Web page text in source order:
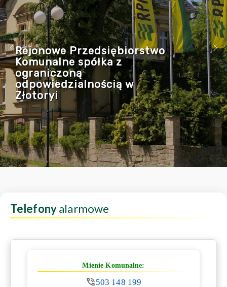
Rejonowe Przedsiębiorstwo
Komunalne spółka z
ograniczoną
odpowiedzialnością w
Złotoryi
Telefonyalarmowe
Mienie Komunalne:
503 148 199